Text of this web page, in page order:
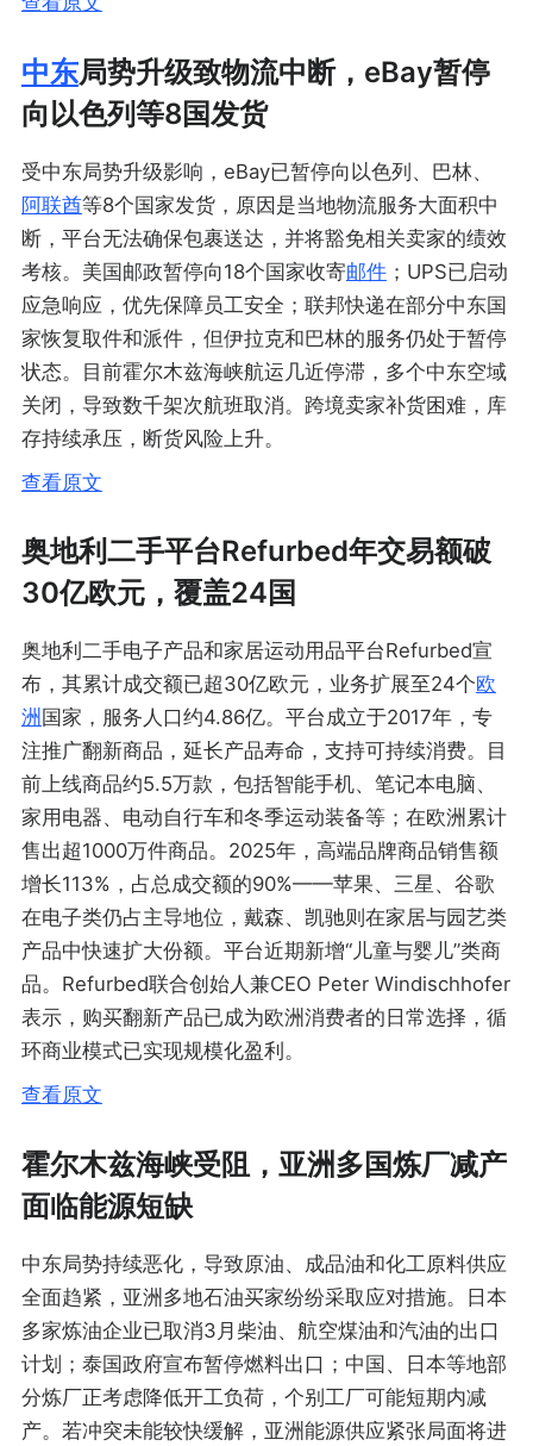
中东局势升级致物流中断，eBay暂停
向以色列等8国发货
受中东局势升级影响，eBay已暂停向以色列、巴林、
阿联酋等8个国家发货，原因是当地物流服务大面积中
断，平台无法确保包裹送达，并将豁免相关卖家的绩效
考核。美国邮政暂停向18个国家收寄邮件；UPS已启动
应急响应，优先保障员工安全；联邦快递在部分中东国
家恢复取件和派件，但伊拉克和巴林的服务仍处于暂停
状态。目前霍尔木兹海峡航运几近停滞，多个中东空域
关闭，导致数千架次航班取消。跨境卖家补货困难，库
存持续承压，断货风险上升。
查看原文
奥地利二手平台Refurbed年交易额破
30亿欧元，覆盖24国
奥地利二手电子产品和家居运动用品平台Refurbed宣
布，其累计成交额已超30亿欧元，业务扩展至24个欧
洲 国家，服务人口约4.86亿。平台成立于2017年，专
注推广翻新商品，延长产品寿命，支持可持续消费。目
前上线商品约5.5万款，包括智能手机、笔记本电脑、
家用电器、电动自行车和冬季运动装备等；在欧洲累计
售出超1000万件商品。2025年，高端品牌商品销售额
增长113%，占总成交额的90%——苹果、三星、谷歌
在电子类仍占主导地位，戴森、凯驰则在家居与园艺类
产品中快速扩大份额。平台近期新增“儿童与婴儿”类商
品。Refurbed联合创始人兼CEO Peter Windischhofer
表示，购买翻新产品已成为欧洲消费者的日常选择，循
环商业模式已实现规模化盈利。
查看原文
霍尔木兹海峡受阻，亚洲多国炼厂减产
面临能源短缺
中东局势持续恶化，导致原油、成品油和化工原料供应
全面趋紧，亚洲多地石油买家纷纷采取应对措施。日本
多家炼油企业已取消3月柴油、航空煤油和汽油的出口
计划；泰国政府宣布暂停燃料出口；中国、日本等地部
分炼厂正考虑降低开工负荷，个别工厂可能短期内减
产。若冲突未能较快缓解，亚洲能源供应紧张局面将进